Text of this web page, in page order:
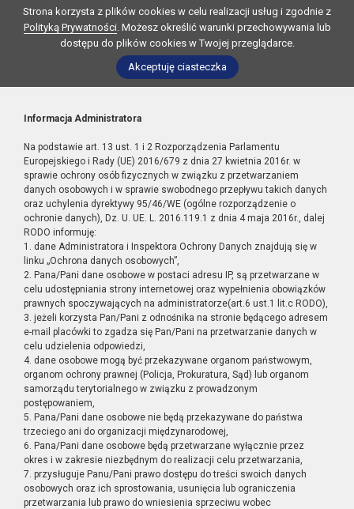
Strona korzysta z plików cookies w celu realizacji usług i zgodnie z
Polityką Prywatności. Możesz określić warunki przechowywania lub
dostępu do plików cookies w Twojej przeglądarce.
Akceptuję ciasteczka
Informacja Administratora
Na podstawie art. 13 ust. 1 i 2 Rozporządzenia Parlamentu
Europejskiego i Rady (UE) 2016/679 z dnia 27 kwietnia 2016r. w
sprawie ochrony osób fizycznych w związku z przetwarzaniem
danych osobowych i w sprawie swobodnego przepływu takich danych
oraz uchylenia dyrektywy 95/46/WE (ogólne rozporządzenie o
ochronie danych), Dz. U. UE. L. 2016.119.1 z dnia 4 maja 2016r., dalej
RODO informuję:
1. dane Administratora i Inspektora Ochrony Danych znajdują się w
linku „Ochrona danych osobowych”,
2. Pana/Pani dane osobowe w postaci adresu IP, są przetwarzane w
celu udostępniania strony internetowej oraz wypełnienia obowiązków
prawnych spoczywających na administratorze(art.6 ust.1 lit.c RODO),
3. jeżeli korzysta Pan/Pani z odnośnika na stronie będącego adresem
e-mail placówki to zgadza się Pan/Pani na przetwarzanie danych w
celu udzielenia odpowiedzi,
4. dane osobowe mogą być przekazywane organom państwowym,
organom ochrony prawnej (Policja, Prokuratura, Sąd) lub organom
samorządu terytorialnego w związku z prowadzonym
postępowaniem,
5. Pana/Pani dane osobowe nie będą przekazywane do państwa
trzeciego ani do organizacji międzynarodowej,
6. Pana/Pani dane osobowe będą przetwarzane wyłącznie przez
okres i w zakresie niezbędnym do realizacji celu przetwarzania,
7. przysługuje Panu/Pani prawo dostępu do treści swoich danych
osobowych oraz ich sprostowania, usunięcia lub ograniczenia
przetwarzania lub prawo do wniesienia sprzeciwu wobec